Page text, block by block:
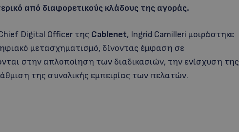
από διαφορετικούς κλάδους της αγοράς.
Digital Officer της Cablenet, Ingrid Camilleri μοιράστηκε
μετασχηματισμό, δίνοντας έμφαση σε
στην απλοποίηση των διαδικασιών, την ενίσχυση της
της συνολικής εμπειρίας των πελατών.